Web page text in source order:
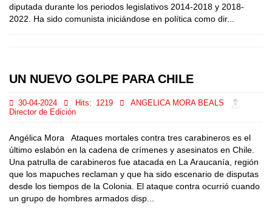
diputada durante los periodos legislativos 2014-2018 y 2018-
2022. Ha sido comunista iniciándose en política como dir...
UN NUEVO GOLPE PARA CHILE
30-04-2024 Hits: 1219
ANGELICA MORA BEALS
Director de Edición
Angélica Mora Ataques mortales contra tres carabineros es el
último eslabón en la cadena de crímenes y asesinatos en Chile.
Una patrulla de carabineros fue atacada en La Araucanía, región
que los mapuches reclaman y que ha sido escenario de disputas
desde los tiempos de la Colonia. El ataque contra ocurrió cuando
un grupo de hombres armados disp...